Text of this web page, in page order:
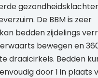
De BBM is zeer
bedden zijdelings
bewegen en
draaicirkels. Bedden
door 1 in plaats